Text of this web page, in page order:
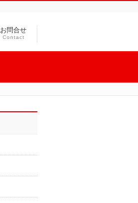
お問合せ
Contact